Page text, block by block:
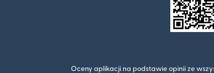
Oceny aplikacji na podstawie opinii ze